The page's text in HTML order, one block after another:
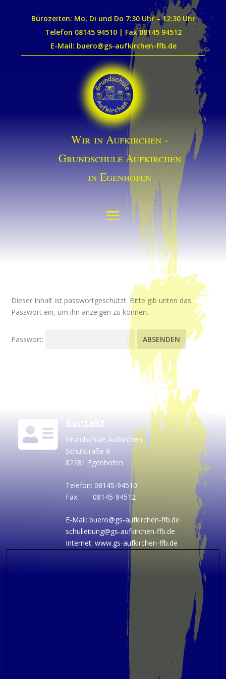
Bürozeiten: Mo, Di und Do 7:30 Uhr – 12:30 Uhr
Telefon 08145 94510 | Fax 08145 94512
E-Mail: buero@gs-aufkirchen-ffb.de
Wir in Aufkirchen -
Grundschule Aufkirchen
in Egenhofen
Dieser Inhalt ist passwortgeschützt. Bitte gib unten das
Passwort ein, um ihn anzeigen zu können.
Passwort:
 Kontakt
Grundschule Aufkirchen
Schulstraße 8
82281 Egenhofen
Telefon: 08145-94510
Fax: 08145-94512
E-Mail:buero@gs-aufkirchen-ffb.de
schulleitung@gs-aufkirchen-ffb.de
Internet: www.gs-aufkirchen-ffb.de